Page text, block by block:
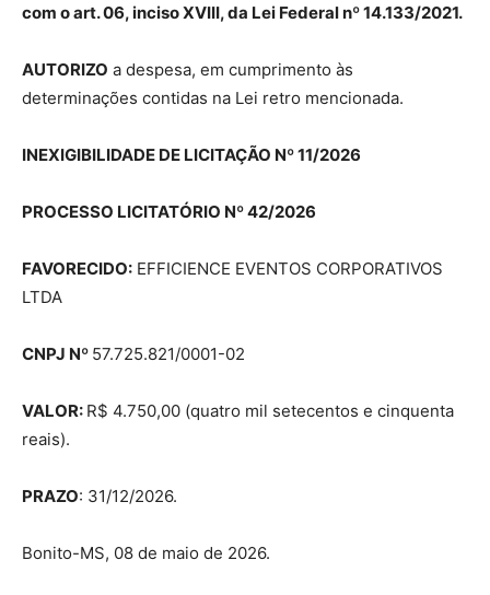
com o art. 06, incisoXVIII, da Lei Federal nº 14.133/2021.
AUTORIZO a despesa, em cumprimento às
determinações contidas na Lei retro mencionada.
INEXIGIBILIDADE DE LICITAÇÃO Nº 11/2026
PROCESSO LICITATÓRIO Nº 42/2026
FAVORECIDO: EFFICIENCE EVENTOS CORPORATIVOS
LTDA
CNPJ Nº 57.725.821/0001-02
VALOR: R$ 4.750,00 (quatro mil setecentos e cinquenta
reais).
PRAZO: 31/12/2026.
Bonito-MS, 08 de maio de 2026.